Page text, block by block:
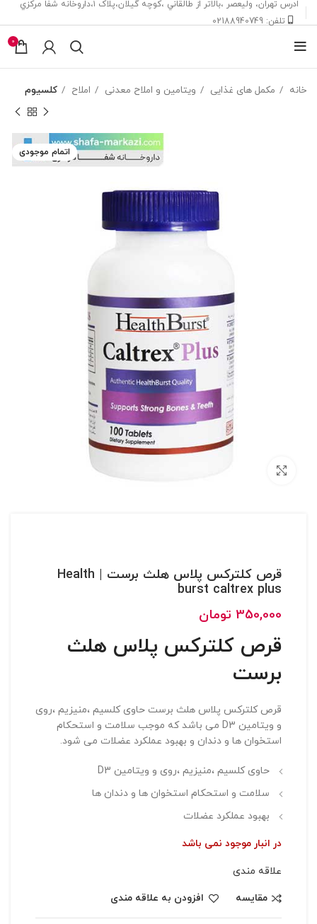
ادرس تهران، ‎وليعصر ،بالاتر از طالقاني ،كوچه گيلان،پلاک ۱،داروخانه شفا مركزي
تلفن: 02188940749
0
خانه مکمل های غذایی ویتامین و املاح معدنی املاح کلسيوم
اتمام موجودی
قرص کلترکس پلاس هلث برست | Health
burst caltrex plus
350,000 تومان
قرص کلترکس پلاس هلث
برست
قرص کلترکس پلاس هلث برست حاوی کلسیم ،منیزیم ،روی
و ویتامین D3 می باشد که موجب سلامت و استحکام
استخوان ها و دندان و بهبود عملکرد عضلات می شود.
حاوی کلسیم ،منیزیم ،روی و ویتامین D3
سلامت و استحکام استخوان ها و دندان ها
بهبود عملکرد عضلات
در انبار موجود نمی باشد
علاقه مندی
مقایسه
افزودن به علاقه مندی